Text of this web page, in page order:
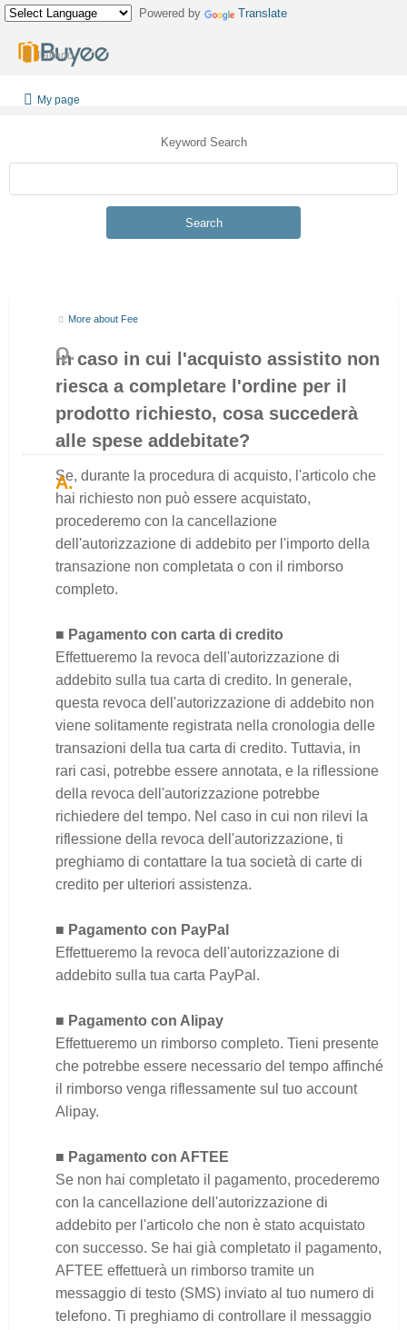
Powered by Translate
Italiano
My page
Keyword Search
Search
More about Fee
In caso in cui l'acquisto assistito non
riesca a completare l'ordine per il
prodotto richiesto, cosa succederà
alle spese addebitate?
Se, durante la procedura di acquisto, l'articolo che
hai richiesto non può essere acquistato,
procederemo con la cancellazione
dell'autorizzazione di addebito per l'importo della
transazione non completata o con il rimborso
completo.
■ Pagamento con carta di credito
Effettueremo la revoca dell'autorizzazione di
addebito sulla tua carta di credito. In generale,
questa revoca dell'autorizzazione di addebito non
viene solitamente registrata nella cronologia delle
transazioni della tua carta di credito. Tuttavia, in
rari casi, potrebbe essere annotata, e la riflessione
della revoca dell'autorizzazione potrebbe
richiedere del tempo. Nel caso in cui non rilevi la
riflessione della revoca dell'autorizzazione, ti
preghiamo di contattare la tua società di carte di
credito per ulteriori assistenza.
■ Pagamento con PayPal
Effettueremo la revoca dell'autorizzazione di
addebito sulla tua carta PayPal.
■ Pagamento con Alipay
Effettueremo un rimborso completo. Tieni presente
che potrebbe essere necessario del tempo affinché
il rimborso venga riflessamente sul tuo account
Alipay.
■ Pagamento con AFTEE
Se non hai completato il pagamento, procederemo
con la cancellazione dell'autorizzazione di
addebito per l'articolo che non è stato acquistato
con successo. Se hai già completato il pagamento,
AFTEE effettuerà un rimborso tramite un
messaggio di testo (SMS) inviato al tuo numero di
telefono. Ti preghiamo di controllare il messaggio